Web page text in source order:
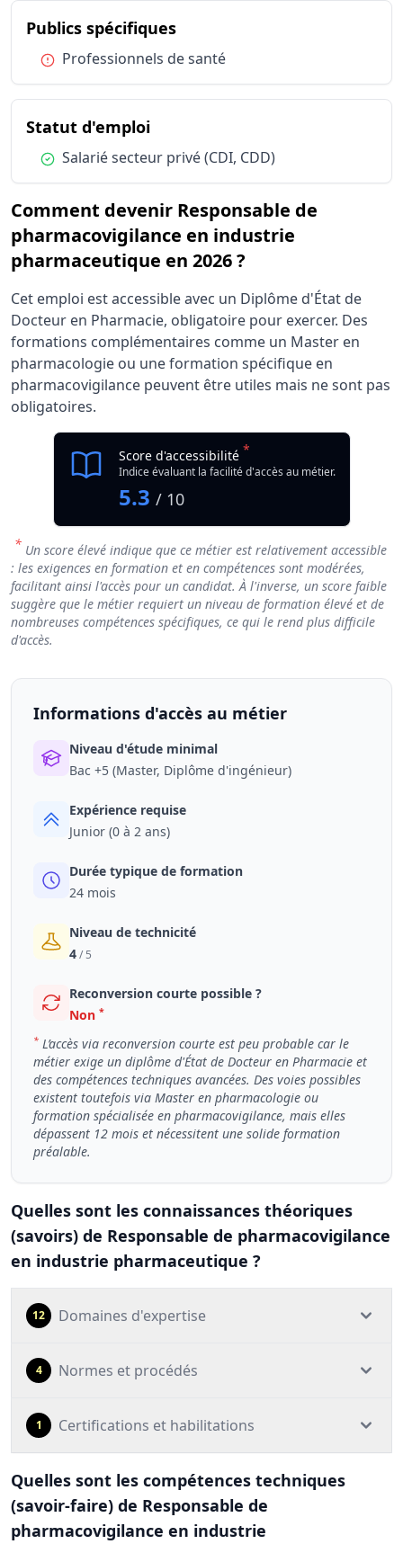
Publics spécifiquesdu métier Responsable de
Condition :
Professionnels de santé
Statut d'emploidu métier Responsable de
Condition :
Salarié secteur privé (CDI, CDD)
Comment devenir Responsable de
pharmacovigilance en industrie
pharmaceutique en 2026 ?
Cet emploi est accessible avec un Diplôme d'État de
Docteur en Pharmacie, obligatoire pour exercer. Des
formations complémentaires comme un Master en
pharmacologie ou une formation spécifique en
pharmacovigilance peuvent être utiles mais ne sont pas
obligatoires.
Score d'accessibilité *
Indice évaluant la facilité d'accès au métier.
5.3 / 10
* Un score élevé indique que ce métier est relativement accessible
: les exigences en formation et en compétences sont modérées,
facilitant ainsi l'accès pour un candidat. À l'inverse, un score faible
suggère que le métier requiert un niveau de formation élevé et de
nombreuses compétences spécifiques, ce qui le rend plus difficile
d'accès.
Informations d'accès au métier
Niveau d'étude minimal
Bac +5 (Master, Diplôme d'ingénieur)
Expérience requise
Junior (0 à 2 ans)
Durée typique de formation
24 mois
Niveau de technicité
4/ 5
Reconversion courte possible ?
Non *
* L’accès via reconversion courte est peu probable car le
métier exige un diplôme d'État de Docteur en Pharmacie et
des compétences techniques avancées. Des voies possibles
existent toutefois via Master en pharmacologie ou
formation spécialisée en pharmacovigilance, mais elles
dépassent 12 mois et nécessitent une solide formation
préalable.
Quelles sont les connaissances théoriques
(savoirs) de Responsable de pharmacovigilance
en industrie pharmaceutique ?
12 Domaines d'expertise
4 Normes et procédés
1 Certifications et habilitations
Quelles sont les compétences techniques
(savoir-faire) de Responsable de
pharmacovigilance en industrie